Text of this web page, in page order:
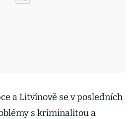
a Litvínově se v posledních
s kriminalitou a